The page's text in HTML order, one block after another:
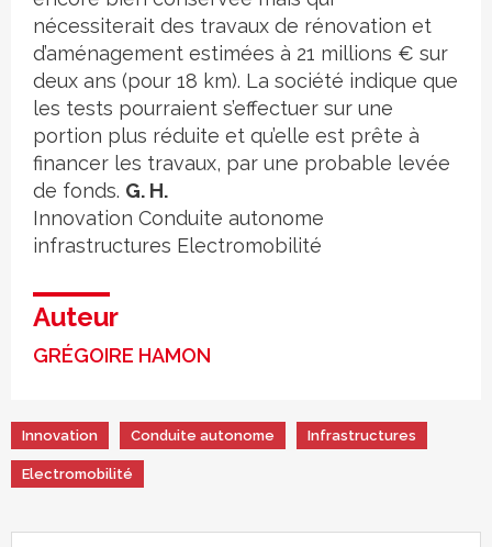
nécessiterait des travaux de rénovation et
d’aménagement estimées à 21 millions € sur
deux ans (pour 18 km). La société indique que
les tests pourraient s’effectuer sur une
portion plus réduite et qu’elle est prête à
financer les travaux, par une probable levée
de fonds. G. H.
Innovation Conduite autonome
infrastructures Electromobilité
Auteur
GRÉGOIRE HAMON
Innovation Conduite autonome Infrastructures
Electromobilité